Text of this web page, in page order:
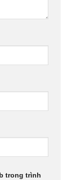
trong trình